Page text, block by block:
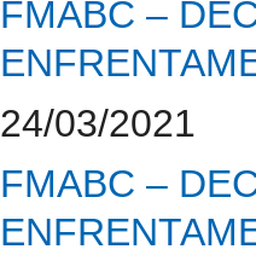
FMABC –
24/03/2021
FMABC –